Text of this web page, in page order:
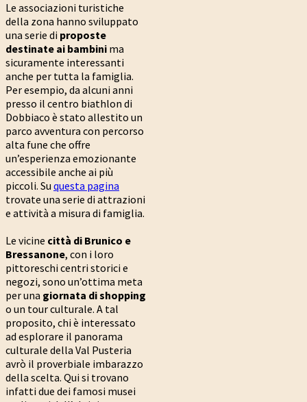
Le associazioni turistiche
della zona hanno sviluppato
una serie di proposte
destinate ai bambini ma
sicuramente interessanti
anche per tutta la famiglia.
Per esempio, da alcuni anni
presso il centro biathlon di
Dobbiaco è stato allestito un
parco avventura con percorso
alta fune che offre
un’esperienza emozionante
accessibile anche ai più
piccoli. Su questa pagina
trovate una serie di attrazioni
e attività a misura di famiglia.
Le vicine città di Brunico e
Bressanone, con i loro
pittoreschi centri storici e
negozi, sono un’ottima meta
per una giornata di shopping
o un tour culturale. A tal
proposito, chi è interessato
ad esplorare il panorama
culturale della Val Pusteria
avrò il proverbiale imbarazzo
della scelta. Qui si trovano
infatti due dei famosi musei